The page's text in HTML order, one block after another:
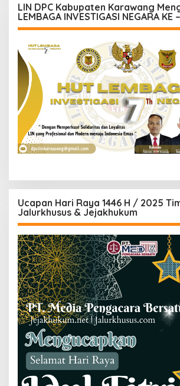
LIN DPC Kabupaten Karawang
LEMBAGA INVESTIGASI NEGARA KE
Ucapan Hari Raya 1446 H / 2025
Jalurkhusus & Jejakhukum